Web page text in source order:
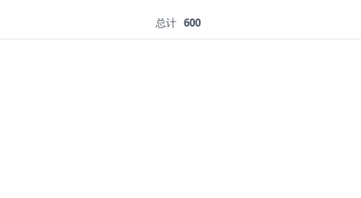
总计 600